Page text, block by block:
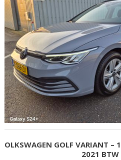
VOLKSWAGEN GOLF VARIANT –
2021 BTW